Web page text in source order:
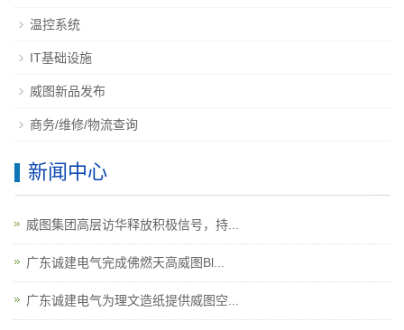
温控系统
IT基础设施
威图新品发布
商务/维修/物流查询
新闻中心
威图集团高层访华释放积极信号，持...
广东诚建电气完成佛燃天高威图Bl...
广东诚建电气为理文造纸提供威图空...